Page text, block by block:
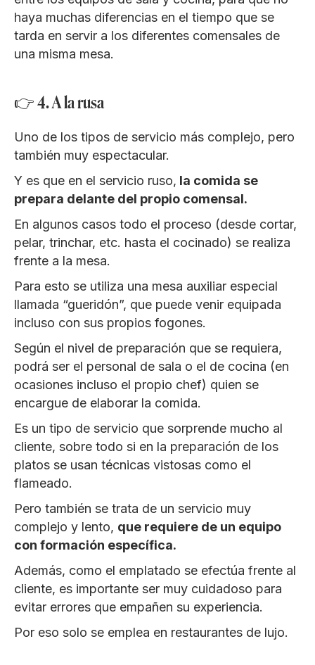
haya muchas diferencias en el tiempo que se
tarda en servir a los diferentes comensales de
una misma mesa.
👉 4. A la rusa
Uno de los tipos de servicio más complejo, pero
también muy espectacular.
Y es que en el servicio ruso, la comida se
prepara delante del propio comensal.
En algunos casos todo el proceso (desde cortar,
pelar, trinchar, etc. hasta el cocinado) se realiza
frente a la mesa.
Para esto se utiliza una mesa auxiliar especial
llamada “gueridón”, que puede venir equipada
incluso con sus propios fogones.
Según el nivel de preparación que se requiera,
podrá ser el personal de sala o el de cocina (en
ocasiones incluso el propio chef) quien se
encargue de elaborar la comida.
Es un tipo de servicio que sorprende mucho al
cliente, sobre todo si en la preparación de los
platos se usan técnicas vistosas como el
flameado.
Pero también se trata de un servicio muy
complejo y lento, que requiere de un equipo
con formación específica.
Además, como el emplatado se efectúa frente al
cliente, es importante ser muy cuidadoso para
evitar errores que empañen su experiencia.
Por eso solo se emplea en restaurantes de lujo.